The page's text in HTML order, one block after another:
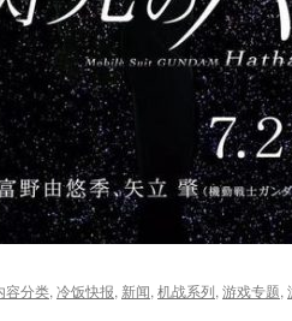
容分类, 冷饭快报, 新闻, 机战系列, 游戏专题,